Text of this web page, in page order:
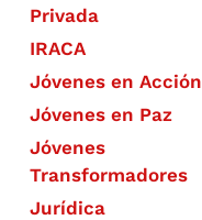
Privada
IRACA
Jóvenes en Acción
Jóvenes en Paz
Jóvenes
Transformadores
Jurídica